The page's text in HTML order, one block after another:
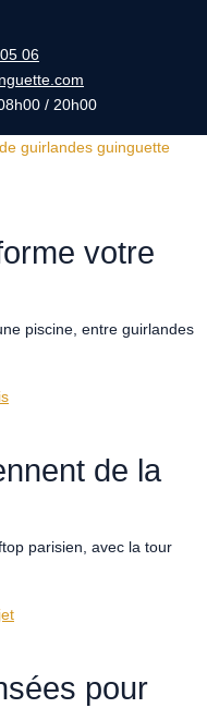
06
/ 20h00
votre
piscine, entre guirlandes
de la
parisien, avec la tour
pour